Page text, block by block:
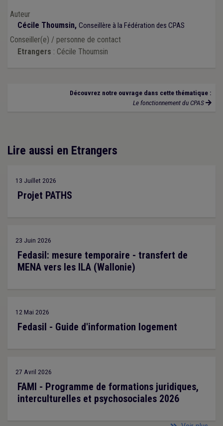
Auteur
Cécile Thoumsin, Conseillère à la Fédération des CPAS
Conseiller(e) / personne de contact
Etrangers : Cécile Thoumsin
Découvrez notre ouvrage dans cette thématique :
Le fonctionnement du CPAS
Lire aussi en Etrangers
13 Juillet 2026
Projet PATHS
23 Juin 2026
Fedasil: mesure temporaire - transfert de
MENA vers les ILA (Wallonie)
12 Mai 2026
Fedasil - Guide d'information logement
27 Avril 2026
FAMI - Programme de formations juridiques,
interculturelles et psychosociales 2026